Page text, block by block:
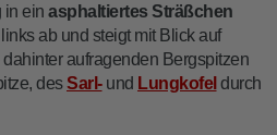
in ein asphaltiertes Sträßchen
ab und steigt mit Blick auf
aufragenden Bergspitzen
desSarl- und Lungkofel durch